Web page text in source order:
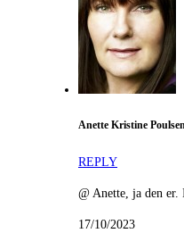
Anette Kristine
REPLY
@ Anette, ja den
17/10/2023